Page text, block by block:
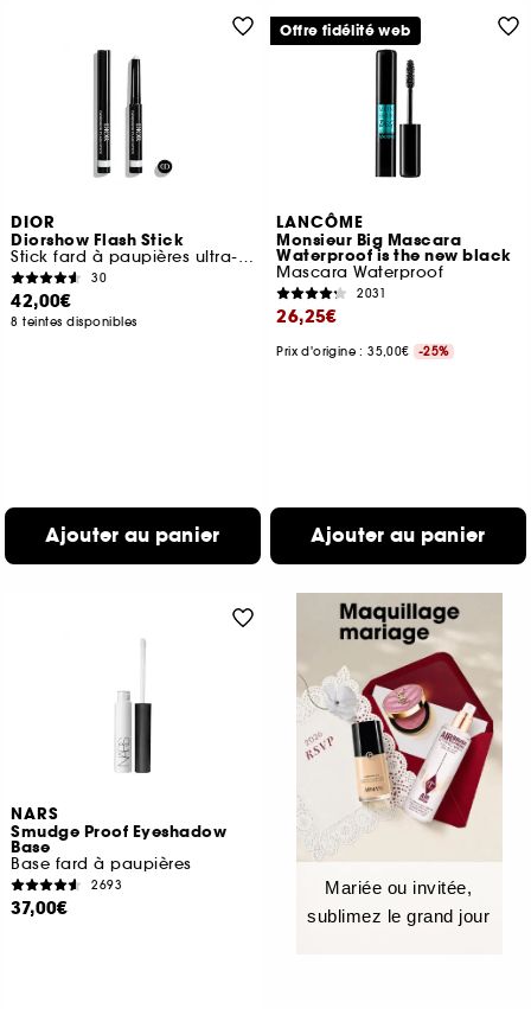
DIOR
Diorshow Flash Stick
Stick fard à paupières ultra-fondant waterproof
30
42,00€
8 teintes disponibles
Ajouter au panier
LANCÔME
Monsieur Big Mascara
Waterproof is the new black
Mascara Waterproof
2031
26,25€
Prix d'origine : 35,00€ -25%
Ajouter au panier
Offre fidélité web
NARS
Smudge Proof Eyeshadow
Base
Base fard à paupières
2693
37,00€
Mariée ou invitée,
sublimez le grand jour